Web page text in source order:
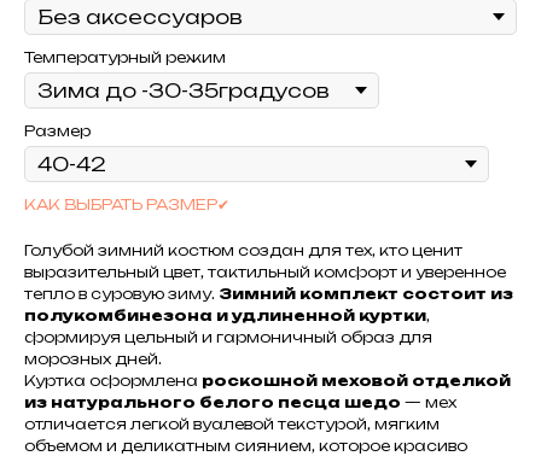
Температурный режим
Размер
КАК ВЫБРАТЬ РАЗМЕР✔
Голубой зимний костюм создан для тех, кто ценит
выразительный цвет, тактильный комфорт и уверенное
тепло в суровую зиму. Зимний комплект состоит из
полукомбинезона и удлиненной куртки,
формируя цельный и гармоничный образ для
морозных дней.
Куртка оформлена роскошной меховой отделкой
из натурального белого песца шедо — мех
отличается легкой вуалевой текстурой, мягким
объемом и деликатным сиянием, которое красиво